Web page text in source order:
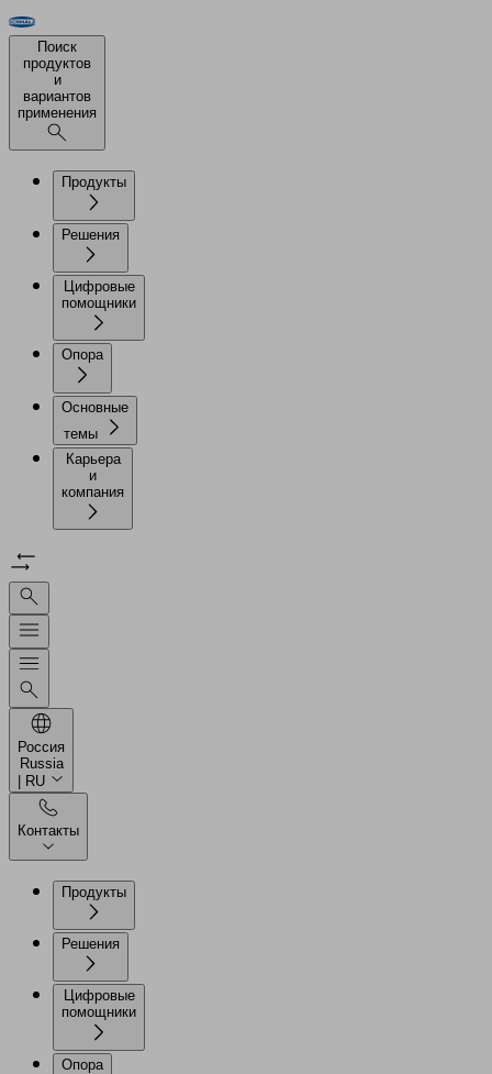
Поиск
продуктов
и
вариантов
применения
Продукты
Решения
Цифровые
помощники
Опора
Основные
темы
Карьера
и
компания
Россия
Russia
| RU
Контакты
Продукты
Решения
Цифровые
помощники
Опора